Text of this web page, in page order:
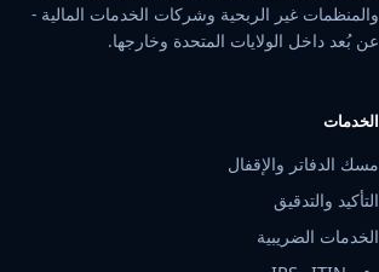
والمنظمات غير الربحية وشركات الخدمات المالية -
عن بُعد داخل الولايات المتحدة وخارجها.
الخدمات
مسك الدفاتر والإقفال
التأكيد والتدقيق
الخدمات الضريبية